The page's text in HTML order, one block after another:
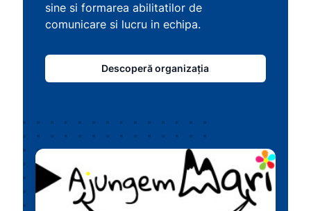
sine si formarea abilitatilor de
comunicare si lucru in echipa.
Descoperă organizația